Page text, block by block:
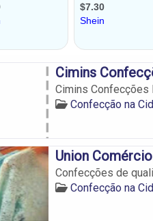
Cimins
Cimins Confecções
Confecção na
Union
Confecções de
Confecção na